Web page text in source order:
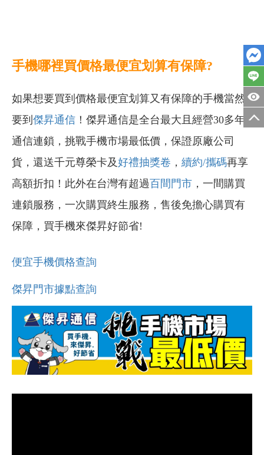
手機哪裡買價格最便宜划算有保障?
如果想要買到價格最便宜划算又有保障的手機當然
要到 傑昇通信 ！傑昇通信是全台最大且經營30多年
通信連鎖，挑戰手機市場最低價，保證原廠公司
貨，還送千元尊榮卡及好禮抽獎卷 ， 續約/攜碼再享
高額折扣！此外在台灣有超過百間門市 ，一間購買
連鎖服務，一次購買終生服務，售後免擔心購買有
保障，買手機來傑昇好節省!
便宜手機價格查詢
傑昇門市據點查詢